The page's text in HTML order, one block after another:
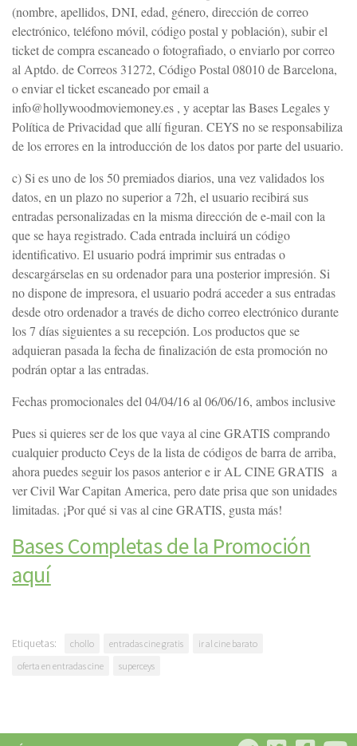
(nombre, apellidos, DNI, edad, género, dirección de correo
electrónico, teléfono móvil, código postal y población), subir el
ticket de compra escaneado o fotografiado, o enviarlo por correo
al Aptdo. de Correos 31272, Código Postal 08010 de Barcelona,
o enviar el ticket escaneado por email a
info@hollywoodmoviemoney.es , y aceptar las Bases Legales y
Política de Privacidad que allí figuran. CEYS no se responsabiliza
de los errores en la introducción de los datos por parte del usuario.
c) Si es uno de los 50 premiados diarios, una vez validados los
datos, en un plazo no superior a 72h, el usuario recibirá sus
entradas personalizadas en la misma dirección de e-mail con la
que se haya registrado. Cada entrada incluirá un código
identificativo. El usuario podrá imprimir sus entradas o
descargárselas en su ordenador para una posterior impresión. Si
no dispone de impresora, el usuario podrá acceder a sus entradas
desde otro ordenador a través de dicho correo electrónico durante
los 7 días siguientes a su recepción. Los productos que se
adquieran pasada la fecha de finalización de esta promoción no
podrán optar a las entradas.
Fechas promocionales del 04/04/16 al 06/06/16, ambos inclusive
Pues si quieres ser de los que vaya al cine GRATIS comprando
cualquier producto Ceys de la lista de códigos de barra de arriba,
ahora puedes seguir los pasos anterior e ir AL CINE GRATIS a
ver Civil War Capitan America, pero date prisa que son unidades
limitadas. ¡Por qué si vas al cine GRATIS, gusta más!
Bases Completas de la Promoción
aquí
Etiquetas: chollo entradas cine gratis
ir al cine barato
oferta en entradas cine
superceys